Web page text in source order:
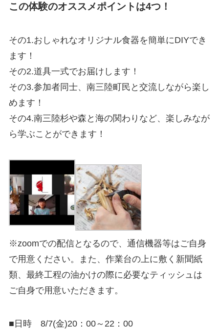
この体験のオススメポイントは4つ！
その1.おしゃれなオリジナル食器を簡単にDIYでき
ます！
その2.道具一式でお届けします！
その3.参加者同士、南三陸町民と交流しながら楽し
めます！
その4.南三陸杉や森と海の関わりなど、楽しみなが
ら学ぶことができます！
※zoomでの配信となるので、通信機器等はご自身
で用意ください。また、作業台の上に敷く新聞紙
類、最終工程の油かけの際に必要なティッシュは
ご自身で用意いただきます。
■日時 8/7(金)20： 00～ 22 ： 00